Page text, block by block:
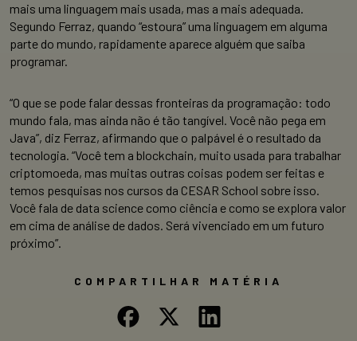
mais uma linguagem mais usada, mas a mais adequada.
Segundo Ferraz, quando “estoura” uma linguagem em alguma
parte do mundo, rapidamente aparece alguém que saiba
programar.
“O que se pode falar dessas fronteiras da programação: todo
mundo fala, mas ainda não é tão tangível. Você não pega em
Java”, diz Ferraz, afirmando que o palpável é o resultado da
tecnologia. “Você tem a blockchain, muito usada para trabalhar
criptomoeda, mas muitas outras coisas podem ser feitas e
temos pesquisas nos cursos da CESAR School sobre isso.
Você fala de data science como ciência e como se explora valor
em cima de análise de dados. Será vivenciado em um futuro
próximo”.
COMPARTILHAR MATÉRIA